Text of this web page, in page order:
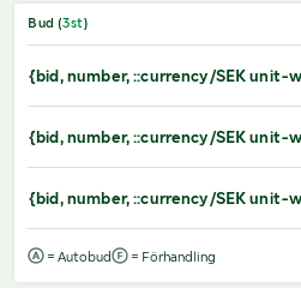
Bud (3st)
{bid, number, ::currency/SEK
{bid, number, ::currency/SEK
{bid, number, ::currency/SEK
= Autobud = Förhandling